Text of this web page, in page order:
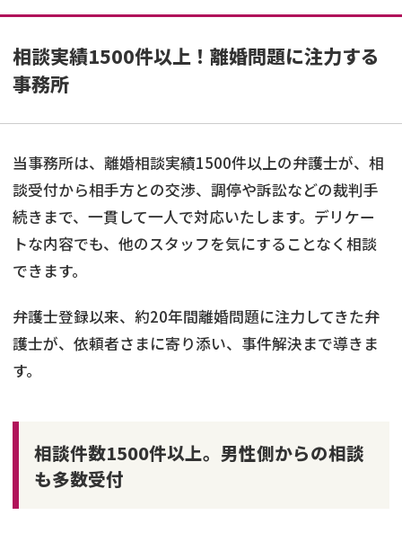
相談実績1500件以上！離婚問題に注力する
事務所
当事務所は、離婚相談実績1500件以上の弁護士が、相
談受付から相手方との交渉、調停や訴訟などの裁判手
続きまで、一貫して一人で対応いたします。デリケー
トな内容でも、他のスタッフを気にすることなく相談
できます。
弁護士登録以来、約20年間離婚問題に注力してきた弁
護士が、依頼者さまに寄り添い、事件解決まで導きま
す。
相談件数1500件以上。男性側からの相談
も多数受付